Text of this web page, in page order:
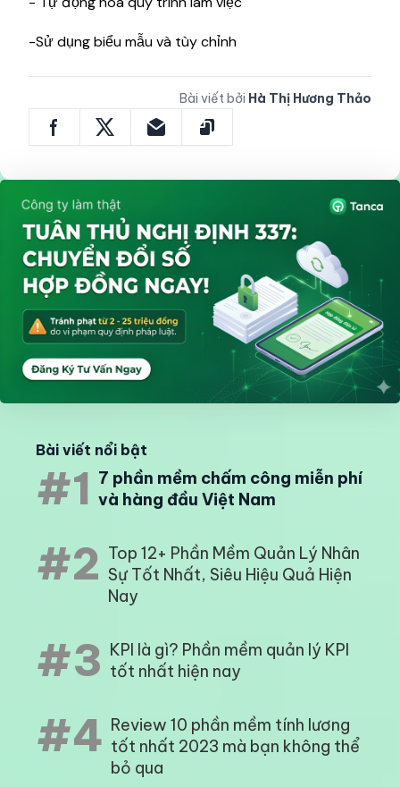
-Sử dụng biểu mẫu và tùy chỉnh
Bài viết bởi Hà Thị Hương Thảo
Bài viết nổi bật
#1 7 phần mềm chấm công miễn phí
và hàng đầu Việt Nam
#2 Top 12+ Phần Mềm Quản Lý Nhân
Sự Tốt Nhất, Siêu Hiệu Quả Hiện
Nay
#3 KPI là gì? Phần mềm quản lý KPI
tốt nhất hiện nay
#4 Review 10 phần mềm tính lương
tốt nhất 2023 mà bạn không thể
bỏ qua